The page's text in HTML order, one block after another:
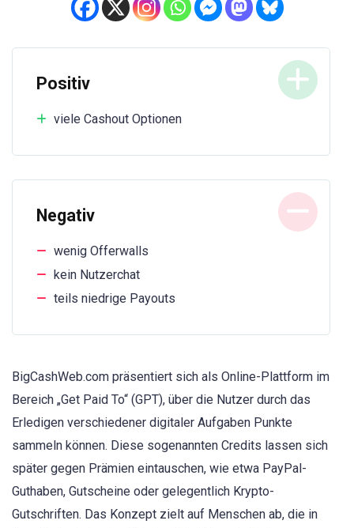
Positiv
viele Cashout Optionen
Negativ
wenig Offerwalls
kein Nutzerchat
teils niedrige Payouts
BigCashWeb.com präsentiert sich als Online-Plattform im
Bereich „Get Paid To“ (GPT), über die Nutzer durch das
Erledigen verschiedener digitaler Aufgaben Punkte
sammeln können. Diese sogenannten Credits lassen sich
später gegen Prämien eintauschen, wie etwa PayPal-
Guthaben, Gutscheine oder gelegentlich Krypto-
Gutschriften. Das Konzept zielt auf Menschen ab, die in